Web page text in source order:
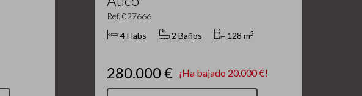
Ref. 027666
4 Habs
2 Baños 128 m2
280.000 € ¡Ha bajado 20.000 €!